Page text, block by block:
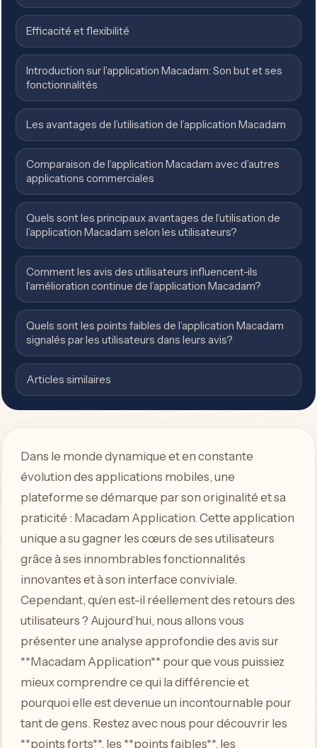
Efficacité et flexibilité
Introduction sur l’application Macadam: Son but et ses
fonctionnalités
Les avantages de l’utilisation de l’application Macadam
Comparaison de l’application Macadam avec d’autres
applications commerciales
Quels sont les principaux avantages de l’utilisation de
l’application Macadam selon les utilisateurs?
Comment les avis des utilisateurs influencent-ils
l’amélioration continue de l’application Macadam?
Quels sont les points faibles de l’application Macadam
signalés par les utilisateurs dans leurs avis?
Articles similaires
Dans le monde dynamique et en constante
évolution des applications mobiles, une
plateforme se démarque par son originalité et sa
praticité : Macadam Application. Cette application
unique a su gagner les cœurs de ses utilisateurs
grâce à ses innombrables fonctionnalités
innovantes et à son interface conviviale.
Cependant, qu’en est-il réellement des retours des
utilisateurs ? Aujourd’hui, nous allons vous
présenter une analyse approfondie des avis sur
**Macadam Application** pour que vous puissiez
mieux comprendre ce qui la différencie et
pourquoi elle est devenue un incontournable pour
tant de gens. Restez avec nous pour découvrir les
**points forts**, les **points faibles**, les